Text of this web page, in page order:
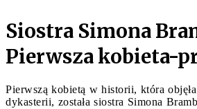
Siostra Simona
Pierwsza kobieta-
Pierwszą kobietą w historii, która
dykasterii, została siostra Simona